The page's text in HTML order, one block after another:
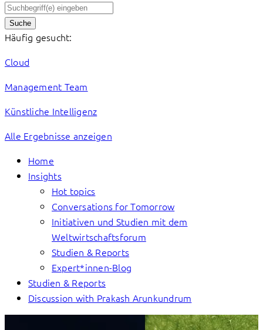
Suche
Häufig gesucht:
Cloud
Management Team
Künstliche Intelligenz
Alle Ergebnisse anzeigen
Home
Insights
Hot topics
Conversations for Tomorrow
Initiativen und Studien mit dem
Weltwirtschaftsforum
Studien & Reports
Expert*innen-Blog
Studien & Reports
Discussion with Prakash Arunkundrum